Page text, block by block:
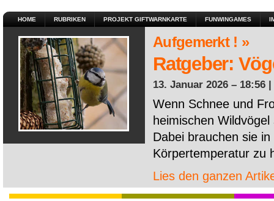
HOME RUBRIKEN PROJEKT GIFTWARNKARTE FUNWINGAMES
Aufgemerkt ! »
Ratgeber:
13. Januar 2026 – 18:56 |
Wenn Schnee und
heimischen
Dabei brauchen sie
Körpertemperatur zu
Lies den ganzen